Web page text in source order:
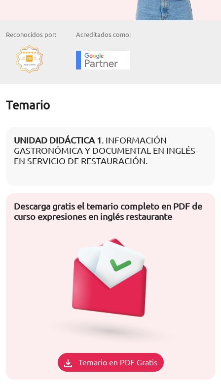
Reconocidos por: Acreditados como:
Temario
UNIDAD DIDÁCTICA 1. INFORMACIÓN
GASTRONÓMICA Y DOCUMENTAL EN INGLÉS
EN SERVICIO DE RESTAURACIÓN.
Descarga gratis el temario completo en PDF de
curso expresiones en inglés restaurante
Temario en PDF Gratis